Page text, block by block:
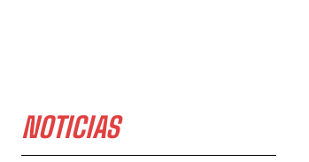
NOTICIAS